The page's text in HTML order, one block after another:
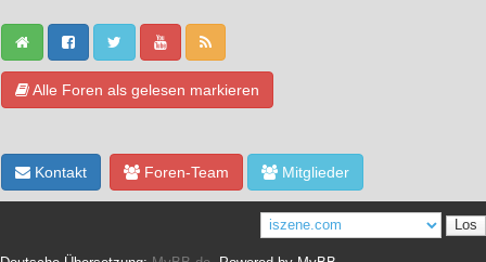
Alle Foren als gelesen markieren
Kontakt Foren-Team Mitglieder